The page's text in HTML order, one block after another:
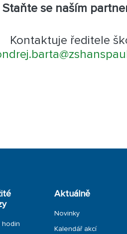
Staňte se naším
Kontaktuje ředitele
hodin
Aktuálně
Novinky
Kalendář akcí